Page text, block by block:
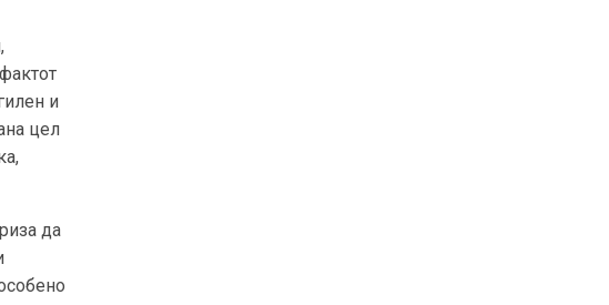
и
цел
да